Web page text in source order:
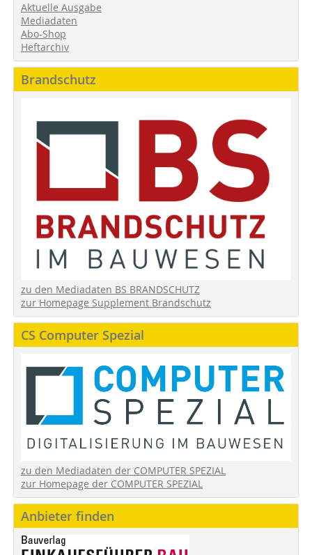
Aktuelle Ausgabe
Mediadaten
Abo-Shop
Heftarchiv
Brandschutz
zu den Mediadaten BS BRANDSCHUTZ
zur Homepage Supplement Brandschutz
CS Computer Spezial
zu den Mediadaten der COMPUTER SPEZIAL
zur Homepage der COMPUTER SPEZIAL
Anbieter finden